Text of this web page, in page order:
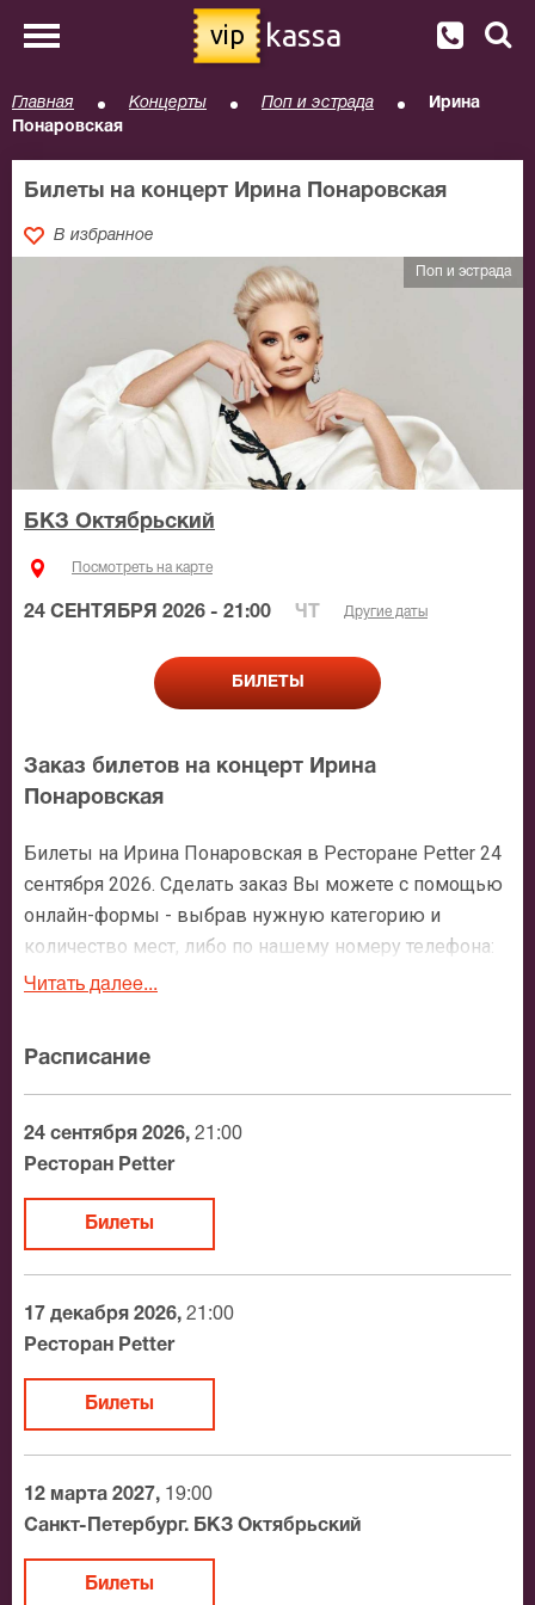
vip kassa
Главная Концерты Поп и эстрада
Ирина
Понаровская
Билеты на концерт Ирина Понаровская
В избранное
Поп и эстрада
БКЗ Октябрьский
Посмотреть на карте
24 СЕНТЯБРЯ 2026 - 21:00 ЧТ Другие даты
БИЛЕТЫ
Заказ билетов на концерт Ирина
Понаровская
Билеты на Ирина Понаровская в Ресторане Petter 24
сентября 2026. Сделать заказ Вы можете с помощью
онлайн-формы - выбрав нужную категорию и
количество мест, либо по нашему номеру телефона:
+7 (495) 921-35-00. После оформления заявки с Вами
мест в зрительном зале, о том как заказать билет и
утвердит адрес доставки.
Официальные билеты на Ирина Понаровская
После бронирования билетов, ожидайте доставку по
Москве в течение не более 2-х часов. Бесплатная
доставка билетов осуществляется в пределах МКАД
возле метро или в пешей доступности. Оплатить
заказ Вы можете с помощью:
Банковской картой
Наличными
Яндекс.Деньги
Qiwi
BitCoin
Читать далее...
Расписание
24 сентября 2026, 21:00
Ресторан Petter
Билеты
17 декабря 2026, 21:00
Ресторан Petter
Билеты
12 марта 2027, 19:00
Санкт-Петербург. БКЗ Октябрьский
Билеты